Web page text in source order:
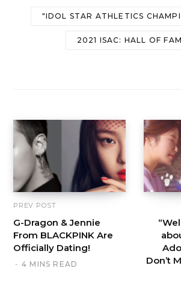
"IDOL STAR ATHLETICS
2021 ISAC: HALL OF
PREV POST
G-Dragon & Jennie
From BLACKPINK Are
Officially Dating!
4 MINS READ
Don’t